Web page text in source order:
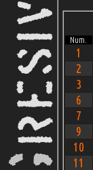
Num.
1
2
3
6
7
9
10
11